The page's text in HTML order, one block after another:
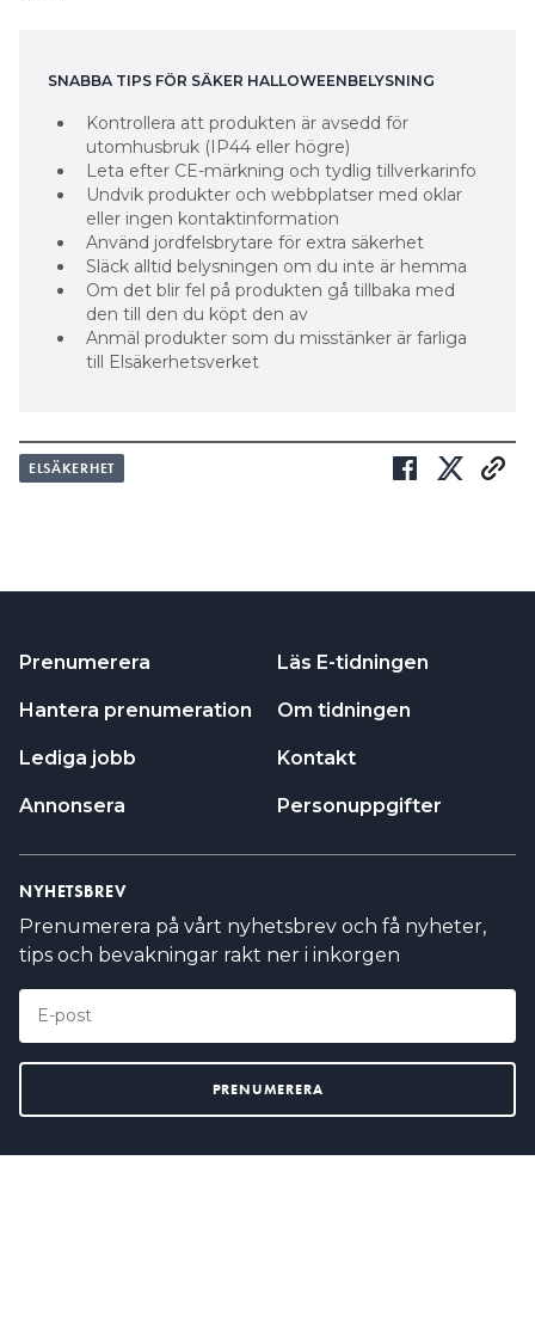
SNABBA TIPS FÖR SÄKER HALLOWEENBELYSNING
Kontrollera att produkten är avsedd för
utomhusbruk (IP44 eller högre)
Leta efter CE-märkning och tydlig tillverkarinfo
Undvik produkter och webbplatser med oklar
eller ingen kontaktinformation
Använd jordfelsbrytare för extra säkerhet
Släck alltid belysningen om du inte är hemma
Om det blir fel på produkten gå tillbaka med
den till den du köpt den av
Anmäl produkter som du misstänker är farliga
till Elsäkerhetsverket
ELSÄKERHET
Prenumerera
Hantera prenumeration
Lediga jobb
Annonsera
Läs E-tidningen
Om tidningen
Kontakt
Personuppgifter
NYHETSBREV
Prenumerera på vårt nyhetsbrev och få nyheter,
tips och bevakningar rakt ner i inkorgen